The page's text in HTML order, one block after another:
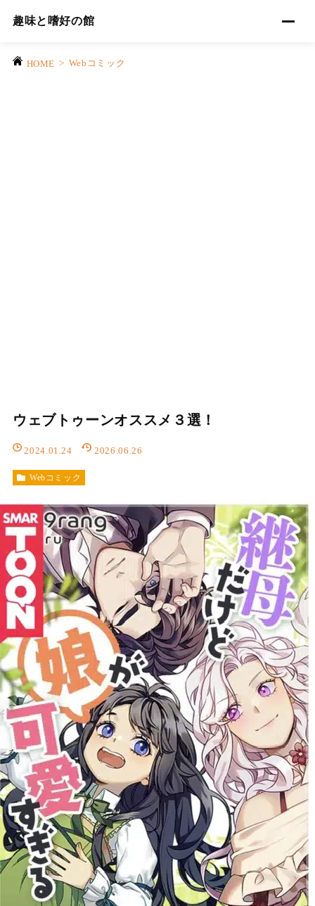
趣味と嗜好の館
HOME > Webコミック
ウェブトゥーンオススメ３選！
2024.01.24 2026.06.26
Webコミック